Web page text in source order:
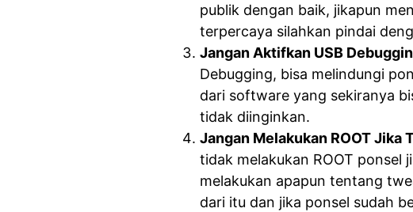
publik dengan baik, jikapun
terpercaya silahkan pindai
Jangan Aktifkan USB
Debugging, bisa melindungi
dari software yang sekiranya
tidak diinginkan.
Jangan Melakukan ROOT Jika
tidak melakukan ROOT ponsel
melakukan apapun tentang
dari itu dan jika ponsel sudah